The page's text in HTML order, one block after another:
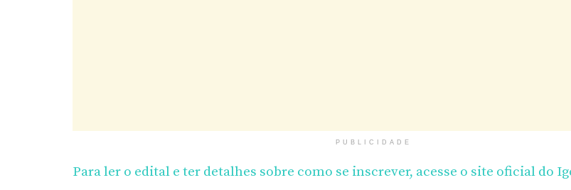
PUBLICIDADE
Para ler o edital e ter detalhes sobre como se inscrever, acesse o site oficial do